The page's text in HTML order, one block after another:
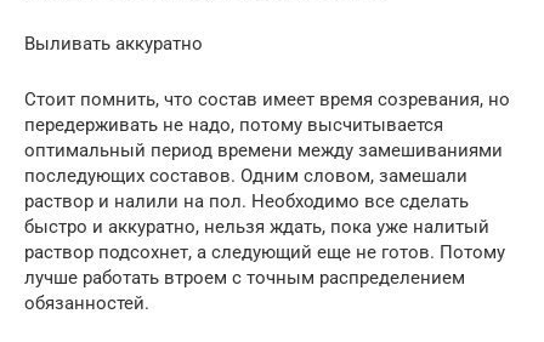
Выливать аккуратно
Стоит помнить, что состав имеет время созревания, но
передерживать не надо, потому высчитывается
оптимальный период времени между замешиваниями
последующих составов. Одним словом, замешали
раствор и налили на пол. Необходимо все сделать
быстро и аккуратно, нельзя ждать, пока уже налитый
раствор подсохнет, а следующий еще не готов. Потому
лучше работать втроем с точным распределением
обязанностей.